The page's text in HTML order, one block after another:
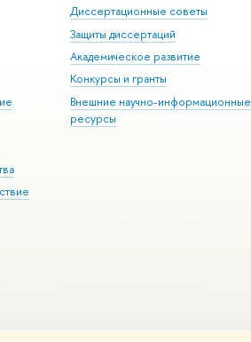
Диссертационные советы
Защиты диссертаций
Академическое развитие
Конкурсы и гранты
Внешние научно-информационные
ресурсы